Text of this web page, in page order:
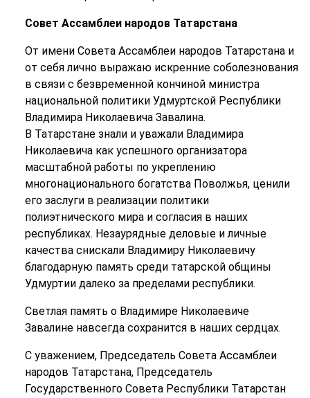
Совет Ассамблеи народов Татарстана
От имени Совета Ассамблеи народов Татарстана и
от себя лично выражаю искренние соболезнования
в связи с безвременной кончиной министра
национальной политики Удмуртской Республики
Владимира Николаевича Завалина.
В Татарстане знали и уважали Владимира
Николаевича как успешного организатора
масштабной работы по укреплению
многонационального богатства Поволжья, ценили
его заслуги в реализации политики
полиэтнического мира и согласия в наших
республиках. Незаурядные деловые и личные
качества снискали Владимиру Николаевичу
благодарную память среди татарской общины
Удмуртии далеко за пределами республики.
Светлая память о Владимире Николаевиче
Завалине навсегда сохранится в наших сердцах.
С уважением, Председатель Совета Ассамблеи
народов Татарстана, Председатель
Государственного Совета Республики Татарстан